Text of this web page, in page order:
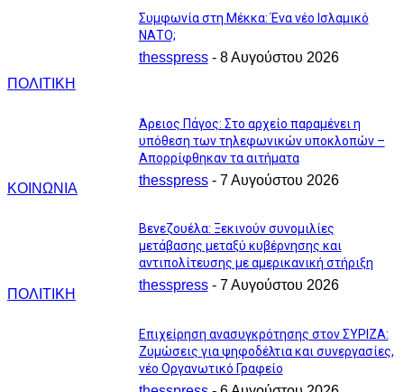
ΠΟΛΙΤΙΚΗ
Συμφωνία στη Μέκκα: Ένα νέο Ισλαμικό
ΝΑΤΟ;
thesspress - 8 Αυγούστου 2026
ΚΟΙΝΩΝΙΑ
Άρειος Πάγος: Στο αρχείο παραμένει η
υπόθεση των τηλεφωνικών υποκλοπών –
Απορρίφθηκαν τα αιτήματα
thesspress - 7 Αυγούστου 2026
ΠΟΛΙΤΙΚΗ
Βενεζουέλα: Ξεκινούν συνομιλίες
μετάβασης μεταξύ κυβέρνησης και
αντιπολίτευσης με αμερικανική στήριξη
thesspress - 7 Αυγούστου 2026
Επιχείρηση ανασυγκρότησης στον ΣΥΡΙΖΑ:
Ζυμώσεις για ψηφοδέλτια και συνεργασίες,
νέο Οργανωτικό Γραφείο